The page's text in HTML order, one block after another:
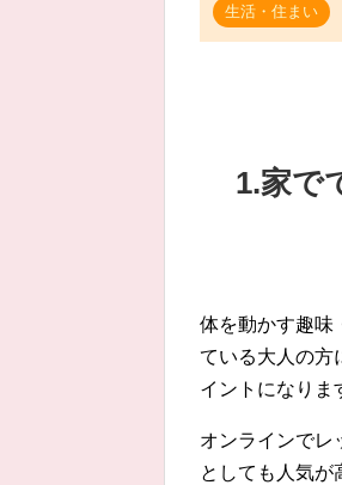
生活・住まい
1.家で
体を動かす趣味
ている大人の方
イントになりま
オンラインでレ
としても人気が